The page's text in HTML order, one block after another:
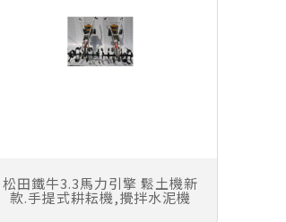
松田鐵牛3.3馬力引擎 鬆土機新
款.手提式耕耘機,攪拌水泥機